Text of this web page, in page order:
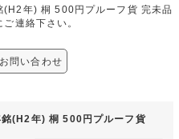
年) 桐 500円プルーフ貨 完未品
連絡下さい。
問い合わせ
(H2年) 桐 500円プルーフ貨